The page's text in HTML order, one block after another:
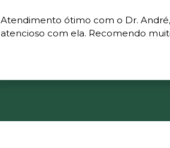
Atendimento ótimo com o Dr.
atencioso com ela. Recomendo